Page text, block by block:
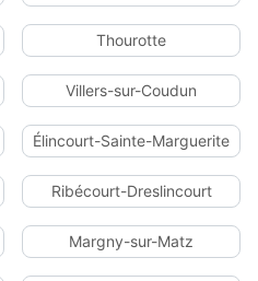
Thourotte
Villers-sur-Coudun
Élincourt-Sainte-Marguerite
Ribécourt-Dreslincourt
Margny-sur-Matz